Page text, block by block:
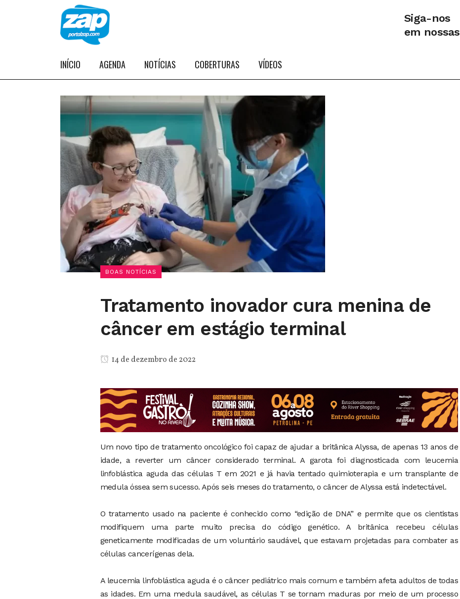
Siga-nos
em nossas
INÍCIO AGENDA NOTÍCIAS COBERTURAS VÍDEOS
BOAS NOTÍCIAS
Tratamento inovador cura menina de
câncer em estágio terminal
14 de dezembro de 2022
Um novo tipo de tratamento oncológico foi capaz de ajudar a britânica Alyssa, de apenas 13 anos de
idade, a reverter um câncer considerado terminal. A garota foi diagnosticada com leucemia
linfoblástica aguda das células T em 2021 e já havia tentado quimioterapia e um transplante de
medula óssea sem sucesso. Após seis meses do tratamento, o câncer de Alyssa está indetectável.
O tratamento usado na paciente é conhecido como “edição de DNA” e permite que os cientistas
modifiquem uma parte muito precisa do código genético. A britânica recebeu células
geneticamente modificadas de um voluntário saudável, que estavam projetadas para combater as
células cancerígenas dela.
A leucemia linfoblástica aguda é o câncer pediátrico mais comum e também afeta adultos de todas
as idades. Em uma medula saudável, as células T se tornam maduras por meio de um processo